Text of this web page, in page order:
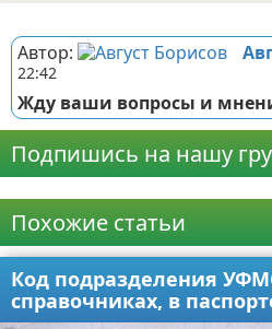
Автор:
22:42
Жду ваши вопросы и
Подпишись на нашу
Похожие статьи
Код подразделения
справочниках, в